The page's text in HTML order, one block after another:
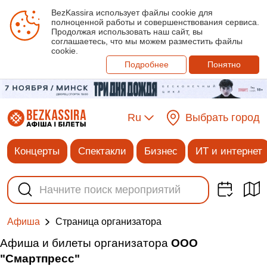
BezKassira использует файлы cookie для
полноценной работы и совершенствования сервиса.
Продолжая использовать наш сайт, вы
соглашаетесь, что мы можем разместить файлы
cookie.
Подробнее
Понятно
Ru Выбрать город
Концерты Спектакли Бизнес ИТ и интернет
Афиша Cтраница организатора
Афиша и билеты организатора ООО
"Смартпресс"